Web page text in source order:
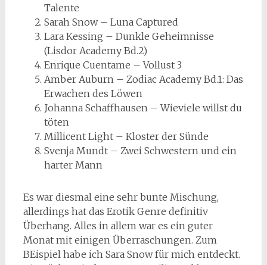
Talente
Sarah Snow – Luna Captured
Lara Kessing – Dunkle Geheimnisse
(Lisdor Academy Bd.2)
Enrique Cuentame – Vollust 3
Amber Auburn – Zodiac Academy Bd.1: Das
Erwachen des Löwen
Johanna Schaffhausen – Wieviele willst du
töten
Millicent Light – Kloster der Sünde
Svenja Mundt – Zwei Schwestern und ein
harter Mann
Es war diesmal eine sehr bunte Mischung,
allerdings hat das Erotik Genre definitiv
Überhang. Alles in allem war es ein guter
Monat mit einigen Überraschungen. Zum
BEispiel habe ich Sara Snow für mich entdeckt.